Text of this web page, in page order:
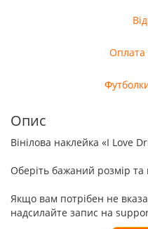
Оплата
Опис
Вінілова наклейка «I Love
Оберіть бажаний розмір та
Якщо вам потрібен не
надсилайте запис на